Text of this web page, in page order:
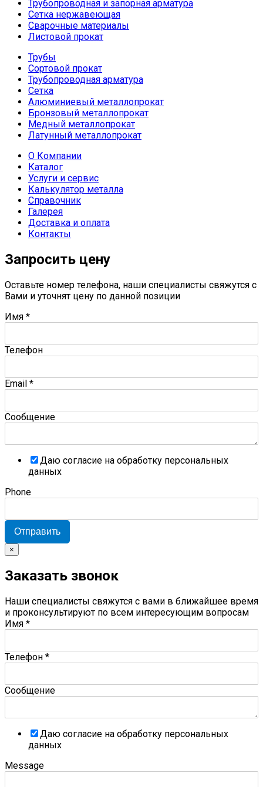
Трубопроводная и запорная арматура
Сетка нержавеющая
Сварочные материалы
Листовой прокат
Трубы
Сортовой прокат
Трубопроводная арматура
Сетка
Алюминиевый металлопрокат
Бронзовый металлопрокат
Медный металлопрокат
Латунный металлопрокат
О Компании
Каталог
Услуги и сервис
Калькулятор металла
Справочник
Галерея
Доставка и оплата
Контакты
Запросить цену
Оставьте номер телефона, наши специалисты свяжутся с
Вами и уточнят цену по данной позиции
Имя *
Телефон
Email *
Сообщение
Даю согласие на обработку персональных
данных
Phone
Отправить
×
Заказать звонок
Наши специалисты свяжутся с вами в ближайшее время
и проконсультируют по всем интересующим вопросам
Имя *
Телефон *
Сообщение
Даю согласие на обработку персональных
данных
Message